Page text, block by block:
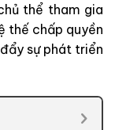
thể tham gia
thế chấp quyền
đẩy sự phát triển